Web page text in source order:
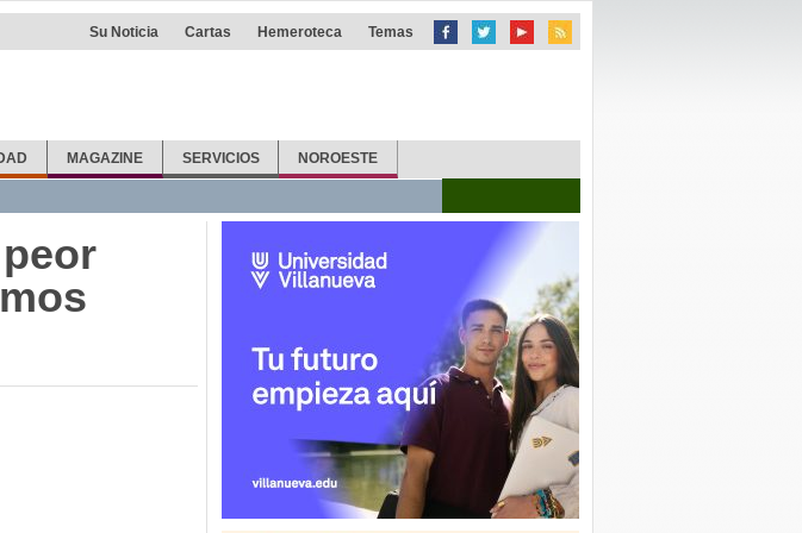
Su Noticia Cartas Hemeroteca Temas
MAGAZINE SERVICIOS NOROESTE